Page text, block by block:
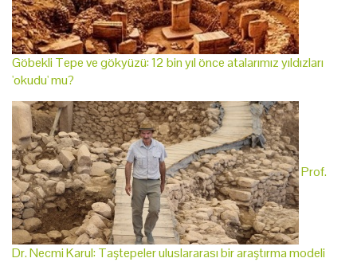
Göbekli Tepe ve gökyüzü: 12 bin yıl önce atalarımız yıldızları
'okudu' mu?
Prof.
Dr. Necmi Karul: Taştepeler uluslararası bir araştırma modeli